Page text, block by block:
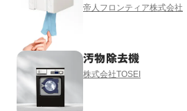
帝人フロンティア株式会社
汚物除去機
株式会社TOSEI